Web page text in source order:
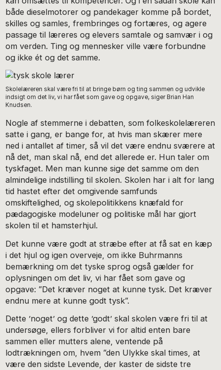
både dieselmotorer og pandekager komme på bordet,
skilles og samles, frembringes og fortæres, og agere
passage til læreres og elevers samtale og samvær i og
om verden. Ting og mennesker ville være forbundne
og ikke ét og det samme.
Skolelæreren skal være fri til at bringe børn og ting sammen og udvikle
indsigt om det liv, vi har fået som gave og opgave, siger Brian Han
Knudsen.
Nogle af stemmerne i debatten, som folkeskolelæreren
satte i gang, er bange for, at hvis man skærer mere
ned i antallet af timer, så vil det være endnu sværere at
nå det, man skal nå, end det allerede er. Hun taler om
tyskfaget. Men man kunne sige det samme om den
almindelige indstilling til skolen. Skolen har i alt for lang
tid hastet efter det omgivende samfunds
omskiftelighed, og skolepolitikkens knæfald for
pædagogiske modeluner og politiske mål har gjort
skolen til et hamsterhjul.
Det kunne være godt at stræbe efter at få sat en kæp
i det hjul og igen overveje, om ikke Buhrmanns
bemærkning om det tyske sprog også gælder for
oplysningen om det liv, vi har fået som gave og
opgave: ”Det kræver noget at kunne tysk. Det kræver
endnu mere at kunne godt tysk”.
Dette ’noget’ og dette ’godt’ skal skolen være fri til at
undersøge, ellers forbliver vi for altid enten bare
sammen eller mutters alene, ventende på
lodtrækningen om, hvem ”den Ulykke skal times, at
være den sidste Levende, der kaster de sidste tre